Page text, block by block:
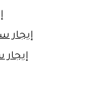
إيجار
إيجار